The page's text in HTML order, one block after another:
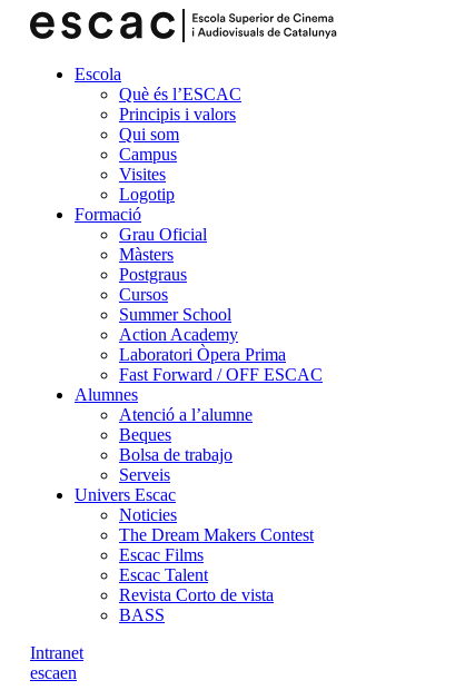
Escola
Què és l’ESCAC
Principis i valors
Qui som
Campus
Visites
Logotip
Formació
Grau Oficial
Màsters
Postgraus
Cursos
Summer School
Action Academy
Laboratori Òpera Prima
Fast Forward / OFF ESCAC
Alumnes
Atenció a l’alumne
Beques
Bolsa de trabajo
Serveis
Univers Escac
Noticies
The Dream Makers Contest
Escac Films
Escac Talent
Revista Corto de vista
BASS
Intranet
escaen